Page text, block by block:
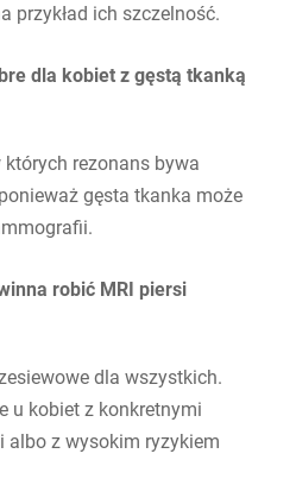
przykład ich szczelność.
dla kobiet z gęstą tkanką
rezonans bywa
gęsta tkanka może
robić MRI piersi
dla wszystkich.
u kobiet z konkretnymi
z wysokim ryzykiem